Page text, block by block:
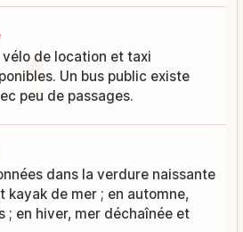
de location et taxi
Un bus public existe
peu de passages.
dans la verdure naissante
kayak de mer ; en automne,
; en hiver, mer déchaînée et